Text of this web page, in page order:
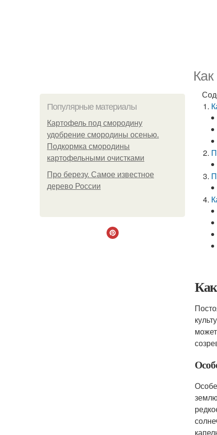
Популярные материалы
Картофель под смородину
удобрение смородины осенью.
Подкормка смородины
картофельными очистками
Про березу. Самое известное
дерево России